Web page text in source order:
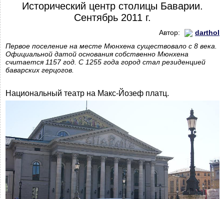
Исторический центр столицы Баварии.
Сентябрь 2011 г.
Автор:
darthol
Первое поселение на месте Мюнхена существовало с 8 века.
Официальной датой основания собственно Мюнхена
считается 1157 год. С 1255 года город стал резиденцией
баварских герцогов.
Национальный театр на Макс-Йозеф платц.